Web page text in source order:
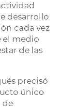
desarrollo
cada vez
el medio
de las
precisó
único
de